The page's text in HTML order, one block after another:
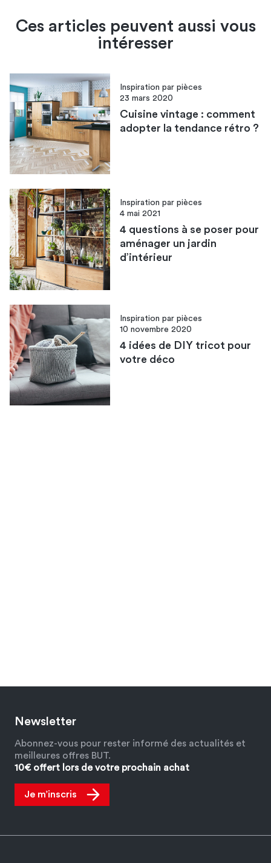
meuble télé en palette
créer un coin télé chaleureux avec un
Ces articles peuvent aussi vous
intéresser
Inspiration par pièces
23 mars 2020
Cuisine vintage : comment
adopter la tendance rétro ?
Inspiration par pièces
4 mai 2021
4 questions à se poser pour
aménager un jardin
d’intérieur
Inspiration par pièces
10 novembre 2020
4 idées de DIY tricot pour
votre déco
Newsletter
Abonnez-vous pour rester informé des actualités et
meilleures offres BUT.
10€ offert lors de votre prochain achat
Je m’inscris